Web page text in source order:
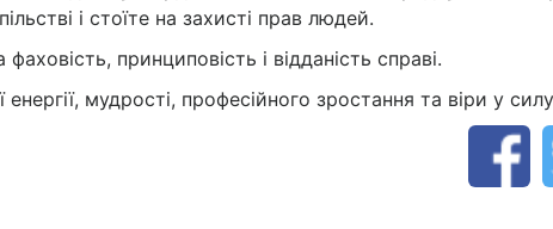
і стоїте на захисті прав людей.
принциповість і відданість справі.
мудрості, професійного зростання та віри у